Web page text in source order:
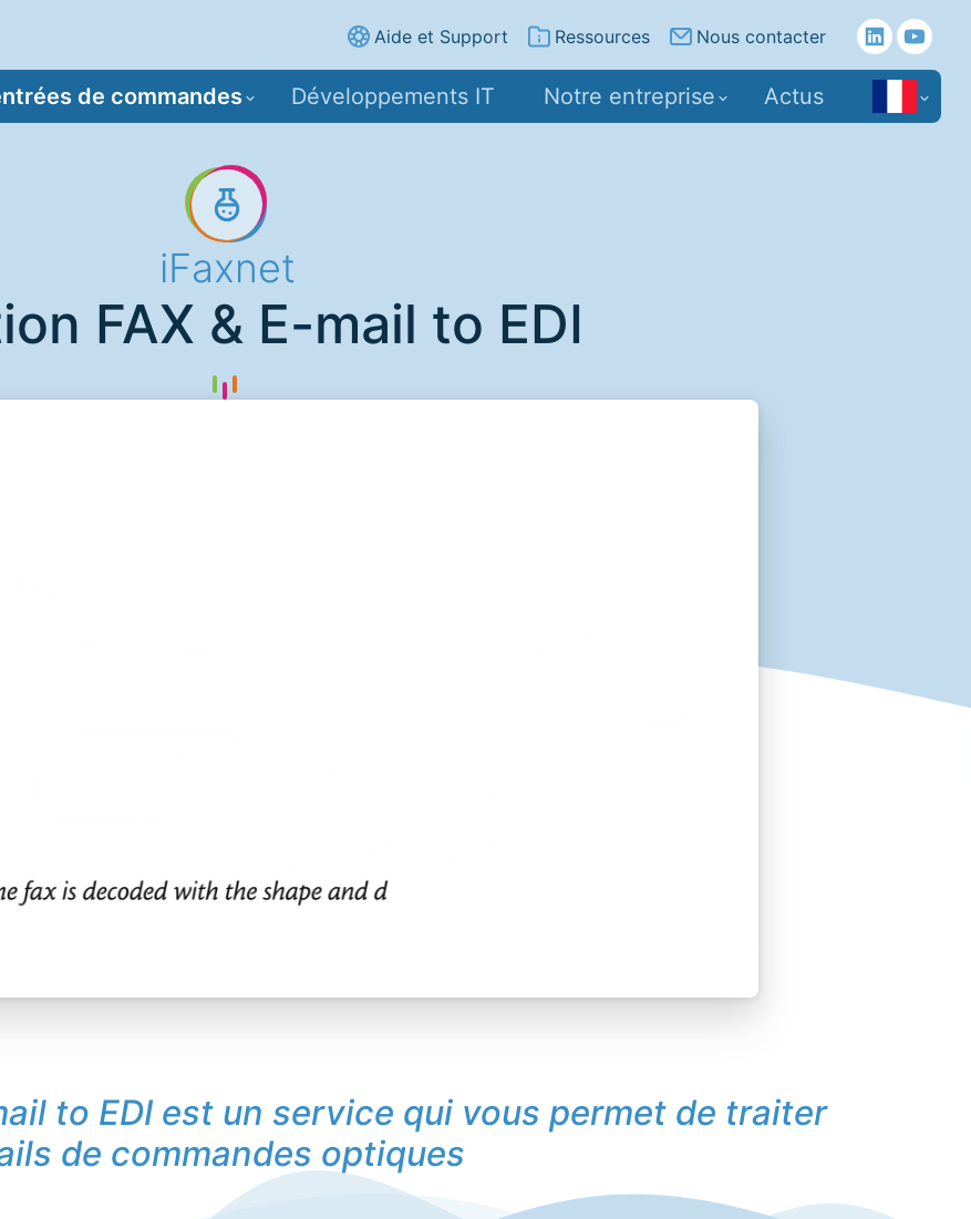
Aide et Support Ressources Nous contacter
de commandes Développements IT Notre entreprise Actus
iFaxnet
FAX & E-mail to EDI
to EDI est un service qui vous permet de traiter
de commandes optiques